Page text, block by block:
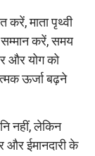
माता पृथ्वी
करें, समय
और योग को
ऊर्जा बढ़ने
नहीं, लेकिन
और ईमानदारी के